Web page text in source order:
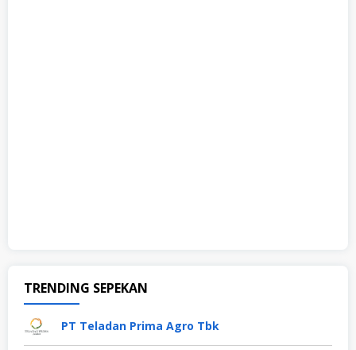
TRENDING SEPEKAN
PT Teladan Prima Agro Tbk